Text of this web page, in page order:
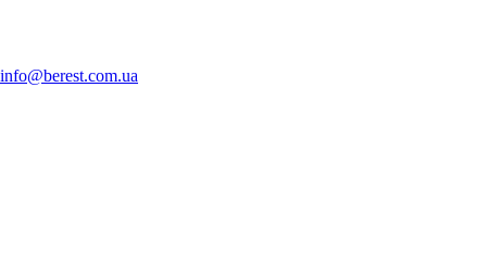
info@berest.com.ua